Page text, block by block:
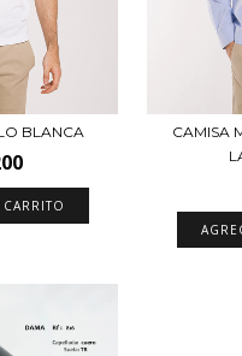
BLANCA
CAMISA